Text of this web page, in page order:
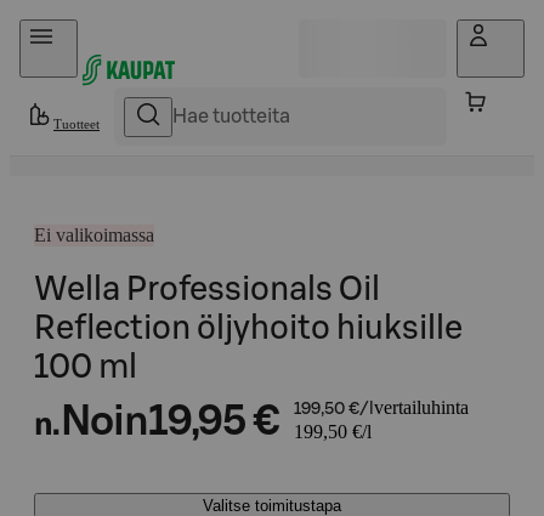
Hyppää sisältöön
Tuotteet
Ei valikoimassa
Wella Professionals Oil
Reflection öljyhoito hiuksille
100 ml
n. Noin19,95 € 199,50 €/l vertailuhinta
199,50 €/l
Valitse toimitustapa